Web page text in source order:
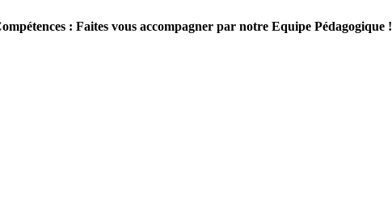
: Faites vous accompagner par notre Equipe Pédagogique !